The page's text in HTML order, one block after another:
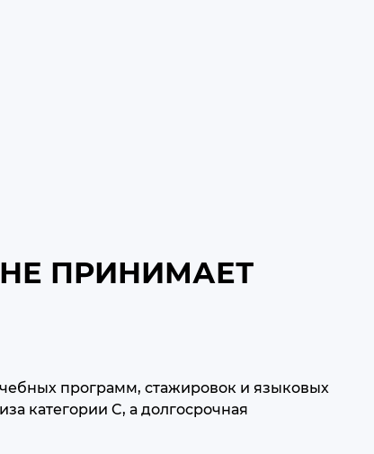
ПРИНИМАЕТ
программ, стажировок и языковых
категории C, а долгосрочная